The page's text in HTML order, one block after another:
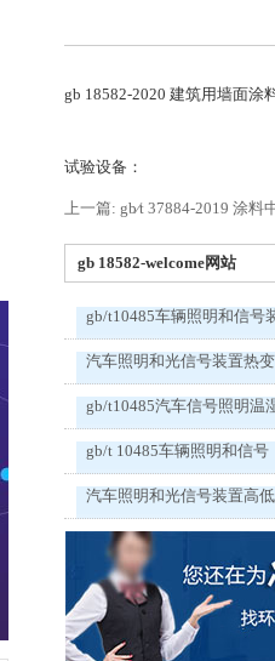
gb 18582-2020 建筑用墙面涂
试验设备：
上一篇: gb∕t 37884-2019 涂
gb 18582-welcome网站
gb/t10485车辆照明和信号
汽车照明和光信号装置热
gb/t10485汽车信号照明温
gb/t 10485车辆照明和信号
汽车照明和光信号装置高